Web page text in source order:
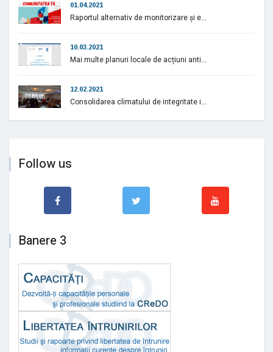
01.04.2021
Raportul alternativ de monitorizare și e...
10.03.2021
Mai multe planuri locale de acțiuni anti...
12.02.2021
Consolidarea climatului de integritate i...
Follow us
Banere 3